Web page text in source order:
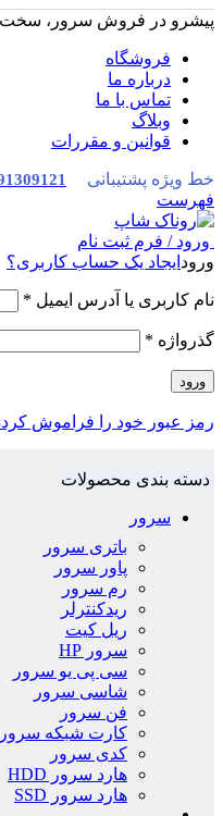
پیشرو در فروش سرور، سخت
فروشگاه
درباره ما
تماس با ما
وبلاگ
قوانین و مقررات
خط ویژه پشتیبانی
فهرست
ورود / فرم ثبت نام
ورود ایجاد یک حساب کاربری؟
نام کاربری یا آدرس ایمیل *
گذرواژه *
ورود
رمز عبور خود را فراموش
دسته بندی محصولات
سرور
باتری سرور
پاور سرور
رم سرور
ریدکنترلر
ریل کیت
سرور HP
سی پی یو سرور
شاسی سرور
فن سرور
کارت شبکه سرور
کدی سرور
هارد سرور HDD
هارد سرور SSD